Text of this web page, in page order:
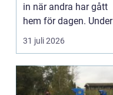
in när andra har gått
hem för dagen. Under
sena kvällar,...
31 juli 2026